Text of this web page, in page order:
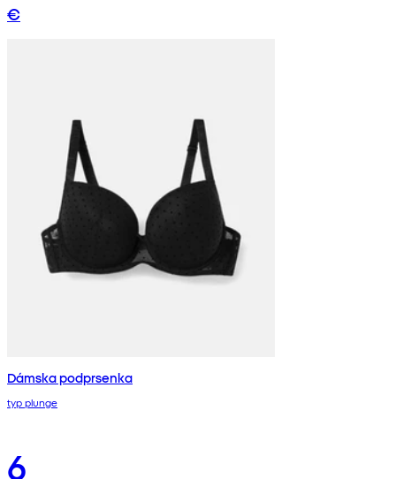
€
Dámska podprsenka
typ plunge
6